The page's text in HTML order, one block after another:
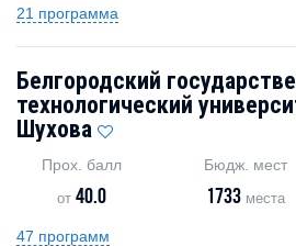
21 программа
Белгородский
технологический
Шухова
Прох. балл
от40.0
Бюдж. мест
1733места
47 программ